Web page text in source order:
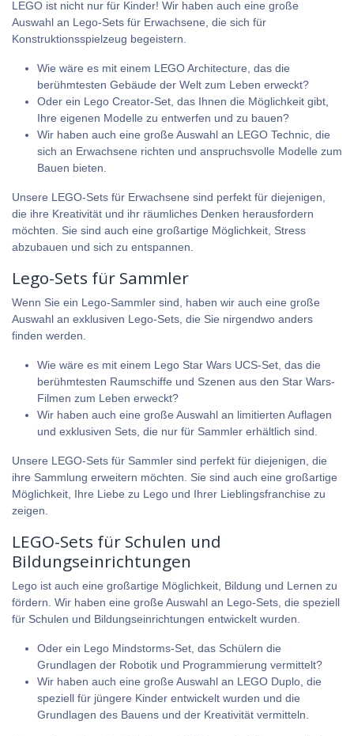
LEGO ist nicht nur für Kinder! Wir haben auch eine große
Auswahl an Lego-Sets für Erwachsene, die sich für
Konstruktionsspielzeug begeistern.
Wie wäre es mit einem LEGO Architecture , das die
berühmtesten Gebäude der Welt zum Leben erweckt?
Oder ein Lego Creator-Set, das Ihnen die Möglichkeit gibt,
Ihre eigenen Modelle zu entwerfen und zu bauen?
Wir haben auch eine große Auswahl an LEGO Technic , die
sich an Erwachsene richten und anspruchsvolle Modelle zum
Bauen bieten.
Unsere LEGO-Sets für Erwachsene sind perfekt für diejenigen,
die ihre Kreativität und ihr räumliches Denken herausfordern
möchten. Sie sind auch eine großartige Möglichkeit, Stress
abzubauen und sich zu entspannen.
Lego-Sets für Sammler
Wenn Sie ein Lego-Sammler sind, haben wir auch eine große
Auswahl an exklusiven Lego-Sets, die Sie nirgendwo anders
finden werden.
Wie wäre es mit einem Lego Star Wars UCS-Set, das die
berühmtesten Raumschiffe und Szenen aus den Star Wars-
Filmen zum Leben erweckt?
Wir haben auch eine große Auswahl an limitierten Auflagen
und exklusiven Sets, die nur für Sammler erhältlich sind.
Unsere LEGO-Sets für Sammler sind perfekt für diejenigen, die
ihre Sammlung erweitern möchten. Sie sind auch eine großartige
Möglichkeit, Ihre Liebe zu Lego und Ihrer Lieblingsfranchise zu
zeigen.
LEGO-Sets für Schulen und
Bildungseinrichtungen
Lego ist auch eine großartige Möglichkeit, Bildung und Lernen zu
fördern. Wir haben eine große Auswahl an Lego-Sets, die speziell
für Schulen und Bildungseinrichtungen entwickelt wurden.
Oder ein Lego Mindstorms-Set, das Schülern die
Grundlagen der Robotik und Programmierung vermittelt?
Wir haben auch eine große Auswahl an LEGO Duplo , die
speziell für jüngere Kinder entwickelt wurden und die
Grundlagen des Bauens und der Kreativität vermitteln.